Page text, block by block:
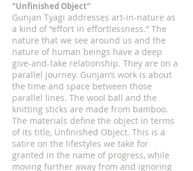
"Unfinished Object"
Gunjan Tyagi addresses art-in-nature as
a kind of “effort in effortlessness.” The
nature that we see around us and the
nature of human beings have a deep
give-and-take relationship. They are on a
parallel journey. Gunjan’s work is about
the time and space between those
parallel lines. The wool ball and the
knitting sticks are made from bamboo.
The materials define the object in terms
of its title, Unfinished Object. This is a
satire on the lifestyles we take for
granted in the name of progress, while
moving further away from and ignoring